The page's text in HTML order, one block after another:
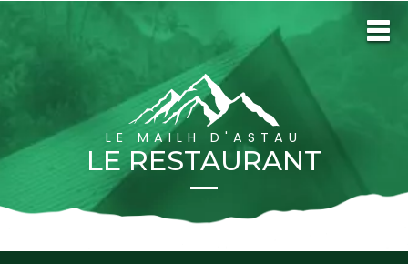
LE MAILH D'ASTAU
LE RESTAURANT